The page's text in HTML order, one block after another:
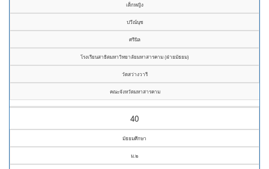
เด็กหญิง
ปวีณ์นุช
ศรีนิล
โรงเรียนสาธิตมหาวิทยาลัยมหาสารคาม (ฝ่ายมัธยม)
วัดสว่างวารี
คณะจังหวัดมหาสารคาม
40
มัธยมศึกษา
ม.๒